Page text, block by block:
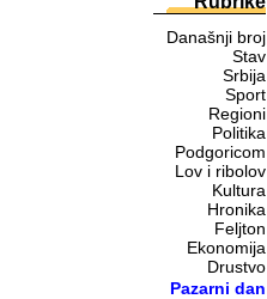
Današnji broj
Stav
Srbija
Sport
Regioni
Politika
Podgoricom
Lov i ribolov
Kultura
Hronika
Feljton
Ekonomija
Drustvo
Pazarni dan